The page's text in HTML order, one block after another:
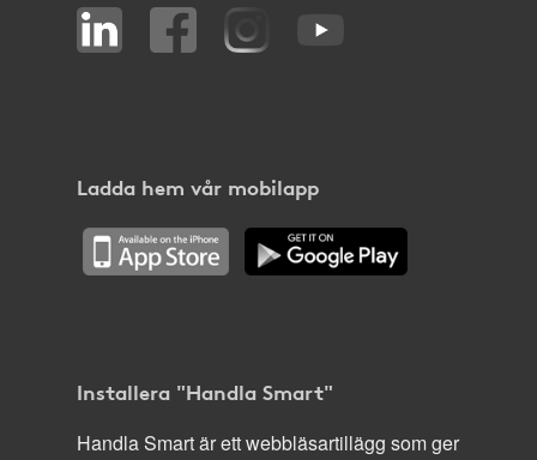
Ladda hem vår mobilapp
Installera "Handla Smart"
Handla Smart är ett webbläsartillägg som ger